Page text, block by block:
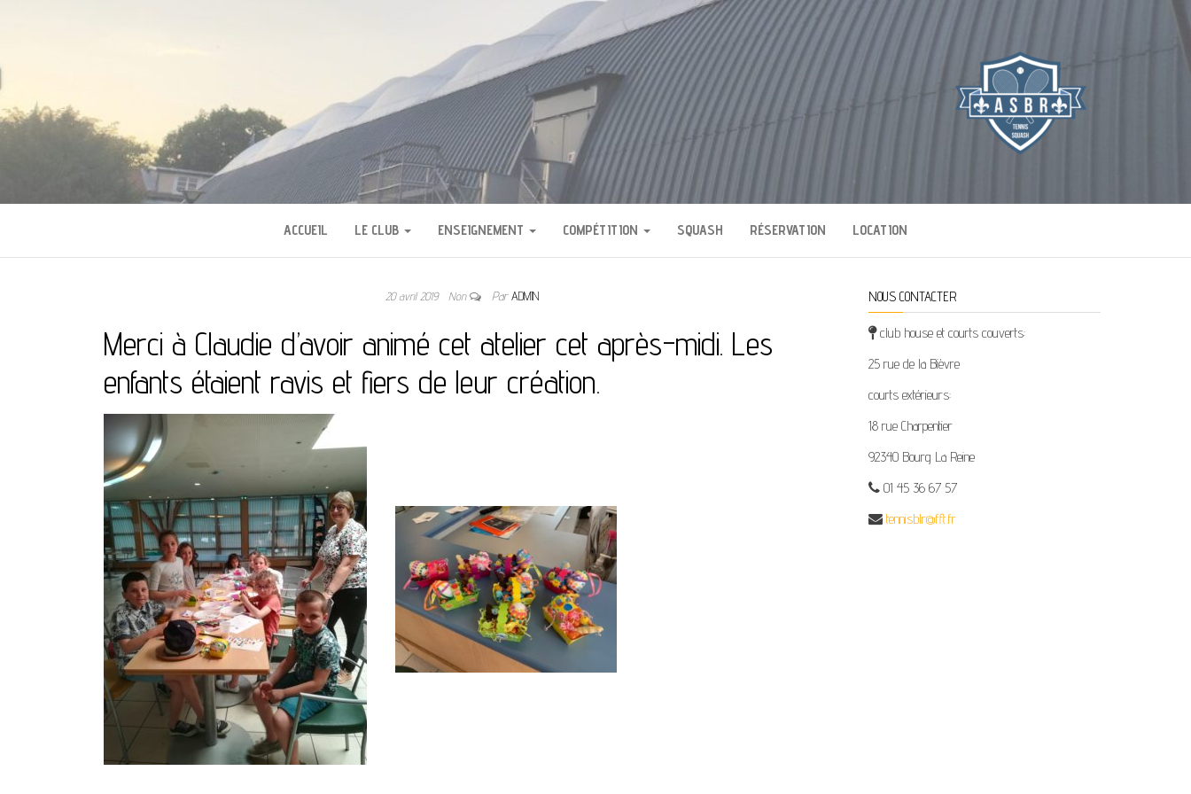
TENNIS SQUASH DE BOURG LA REINE
ACCUEIL LE CLUB ENSEIGNEMENT COMPÉTITION SQUASH RÉSERVATION LOCATION
20 avril 2019 Non ParADMIN
Merci à Claudie d’avoir animé cet atelier cet après-midi. Les
enfants étaient ravis et fiers de leur création.
NOUS CONTACTER
club house et courts couverts:
25 rue de la Bièvre
courts extérieurs:
18 rue Charpentier
92340 Bourg La Reine
01 45 36 67 57
tennisblr@fft.fr